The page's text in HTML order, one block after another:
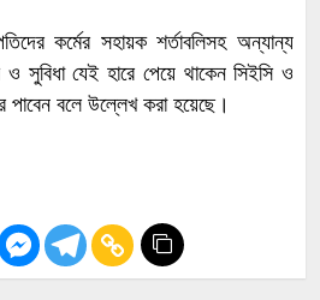
কর্মের সহায়ক শর্তাবলিসহ অন্যান্য
ও সুবিধা যেই হারে পেয়ে থাকেন সিইসি ও
পাবেন বলে উল্লেখ করা হয়েছে।